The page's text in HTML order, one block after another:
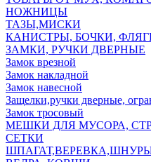
НОЖНИЦЫ
ТАЗЫ,МИСКИ
КАНИСТРЫ, БОЧКИ,
ЗАМКИ, РУЧКИ ДВЕРНЫЕ
Замок врезной
Замок накладной
Замок навесной
Защелки,ручки дверные,
Замок тросовый
МЕШКИ ДЛЯ МУСОРА,
СЕТКИ